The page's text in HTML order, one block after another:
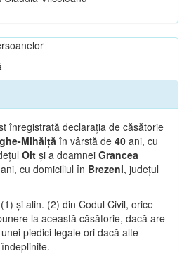
înregistrată declarația de căsătorie
Mihăiță în vârstă de 40 ani, cu
Olt și a doamnei Grancea
ani, cu domiciliul în Brezeni, județul
și alin. (2) din Codul Civil, orice
la această căsătorie, dacă are
piedici legale ori dacă alte